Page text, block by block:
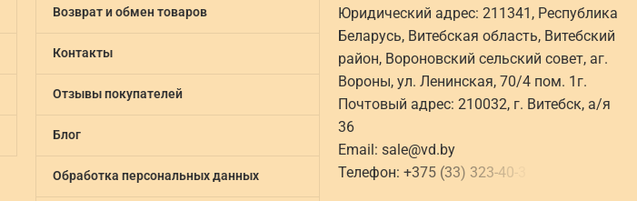
Возврат и обмен товаров
Контакты
Отзывы покупателей
Блог
Обработка персональных данных
Юридический адрес: 211341, Республика
Беларусь, Витебская область, Витебский
район, Вороновский сельский совет, аг.
Вороны, ул. Ленинская, 70/4 пом. 1г.
Почтовый адрес: 210032, г. Витебск, а/я
36
Email:sale@vd.by
Телефон:+375 (33) 323-40-